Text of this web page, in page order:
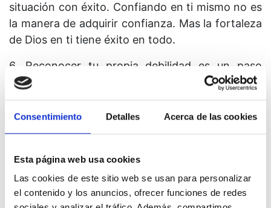
Consentimiento Detalles Acerca de las cookies
Esta página web usa cookies
Las cookies de este sitio web se usan para personalizar
el contenido y los anuncios, ofrecer funciones de redes
situación con éxito. Confiando en ti mismo no es
la manera de adquirir confianza. Mas la fortaleza
de Dios en ti tiene éxito en todo.
6. Reconocer tu propia debilidad es un paso
necesario para la corrección de tus errores, pero
no es suficiente para darte la confianza que
necesitas, y a la que tienes derecho. Debes
adquirir asimismo la conciencia de que confiar en
justificado en relación con todo y en toda
circunstancia.